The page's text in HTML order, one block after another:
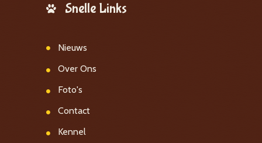
Snelle Links
Nieuws
Over Ons
Foto's
Contact
Kennel